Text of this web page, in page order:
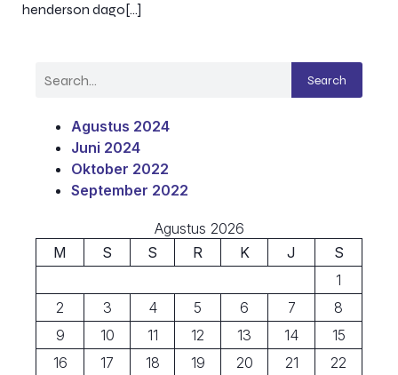
henderson dago[…]
Search
Agustus 2024
Juni 2024
Oktober 2022
September 2022
Agustus 2026
M
S S R K J
S
1
2
3 4 5 6 7
8
9
10 11 12 13 14
15
16
17 18 19 20 21 22